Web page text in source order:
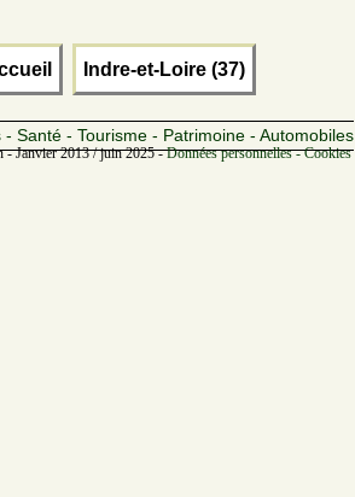
Indre-et-Loire (37)
- Santé - Tourisme - Patrimoine - Automobiles
- Janvier 2013 / juin 2025 -Données personnelles -